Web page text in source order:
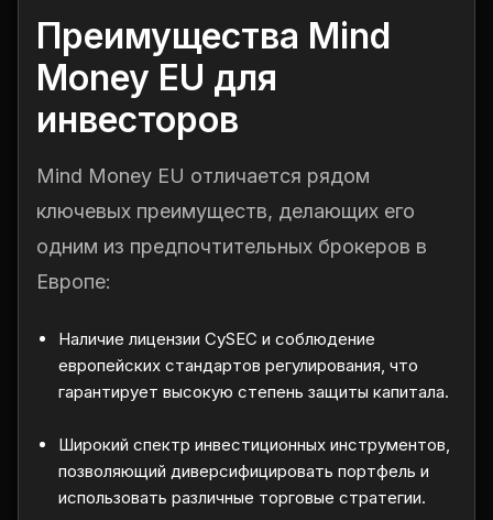
Преимущества Mind
Money EU для
инвесторов
Mind Money EU отличается рядом
ключевых преимуществ, делающих его
одним из предпочтительных брокеров в
Европе:
Наличие лицензии CySEC и соблюдение
европейских стандартов регулирования, что
гарантирует высокую степень защиты капитала.
Широкий спектр инвестиционных инструментов,
позволяющий диверсифицировать портфель и
использовать различные торговые стратегии.